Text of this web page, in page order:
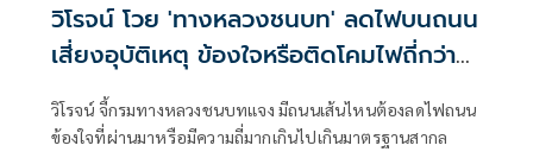
วิโรจน์ โวย 'ทางหลวงชนบท' ลดไฟบนถนน
เสี่ยงอุบัติเหตุ ข้องใจหรือติดโคมไฟถี่กว่า
มาตรฐานสากล
วิโรจน์ จี้กรมทางหลวงชนบทแจง มีถนนเส้นไหนต้องลดไฟถนน
ข้องใจที่ผ่านมาหรือมีความถี่มากเกินไปเกินมาตรฐานสากล